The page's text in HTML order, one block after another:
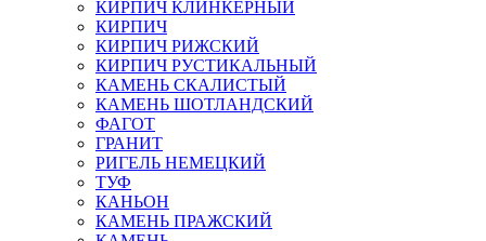
КИРПИЧ КЛИНКЕРНЫЙ
КИРПИЧ
КИРПИЧ РИЖСКИЙ
КИРПИЧ РУСТИКАЛЬНЫЙ
КАМЕНЬ СКАЛИСТЫЙ
КАМЕНЬ ШОТЛАНДСКИЙ
ФАГОТ
ГРАНИТ
РИГЕЛЬ НЕМЕЦКИЙ
ТУФ
КАНЬОН
КАМЕНЬ ПРАЖСКИЙ